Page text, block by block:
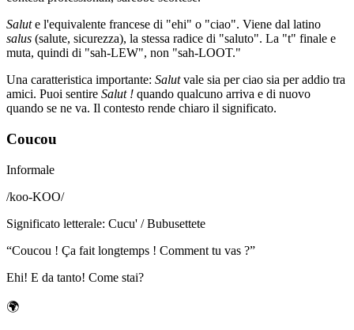
Salute l'equivalente francese di "ehi" o "ciao". Viene dal latino
salus (salute, sicurezza), la stessa radice di "saluto". La "t" finale e
muta, quindi di "sah-LEW", non "sah-LOOT."
Una caratteristica importante: Salutvale sia per ciao sia per addio tra
amici. Puoi sentire Salut ! quando qualcuno arriva e di nuovo
quando se ne va. Il contesto rende chiaro il significato.
Coucou
Informale
/koo-KOO/
Significato letterale: Cucu' / Bubusettete
“Coucou ! Ça fait longtemps ! Comment tu vas ?”
Ehi! E da tanto! Come stai?
🌍